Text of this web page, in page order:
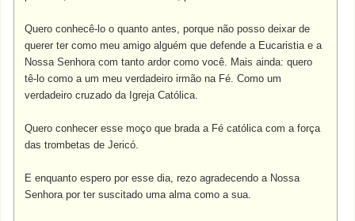
Quero conhecê-lo o quanto antes, porque não posso deixar de
querer ter como meu amigo alguém que defende a Eucaristia e a
Nossa Senhora com tanto ardor como você. Mais ainda: quero
tê-lo como a um meu verdadeiro irmão na Fé. Como um
verdadeiro cruzado da Igreja Católica.
Quero conhecer esse moço que brada a Fé católica com a força
das trombetas de Jericó.
E enquanto espero por esse dia, rezo agradecendo a Nossa
Senhora por ter suscitado uma alma como a sua.